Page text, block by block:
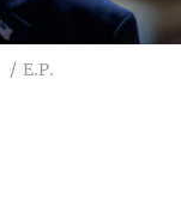
E.P.